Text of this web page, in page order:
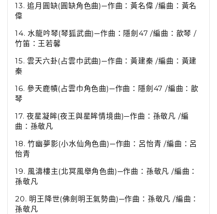
13.追月圓缺(圓缺角色曲)─作曲：黃名偉/編曲：黃名
偉
14.水龍吟琴(琴狐武曲)─作曲：隱劍47 /編曲：歆琴 /
竹笛：王若馨
15.雲天六卦(占雲巾武曲)─作曲：黃建秦 /編曲：黃建
秦
16.參天鹿幘(占雲巾角色曲)─作曲：隱劍47 /編曲：歆
琴
17.夜星凝眸(夜王與星眸情境曲)─作曲：孫敬凡 /編
曲：孫敬凡
18.竹幽夢影(小水仙角色曲)─作曲：呂怡青/編曲：呂
怡青
19. 風濤樓主(北冥風舉角色曲)─作曲：孫敬凡/編曲：
孫敬凡
20. 明王降世(佛劍明王氣勢曲)─作曲：孫敬凡/編曲：
孫敬凡